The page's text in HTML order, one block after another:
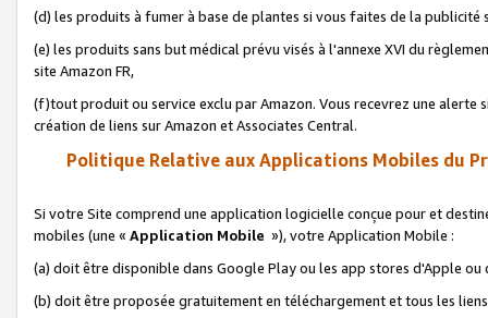
(d) les produits à fumer à base de plantes si vous faites de la publicité
(e) les produits sans but médical prévu visés à l'annexe XVI du
site Amazon FR,
(f)tout produit ou service exclu par Amazon. Vous recevrez une alerte
création de liens sur Amazon et Associates Central.
Politique Relative aux Applications Mobiles du
Si votre Site comprend une application logicielle conçue pour et
mobiles (une « Application Mobile »), votre Application Mobile :
(a) doit être disponible dans Google Play ou les app stores d'Apple ou
(b) doit être proposée gratuitement en téléchargement et tous les